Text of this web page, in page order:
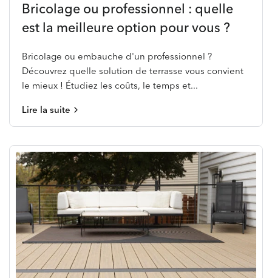
Bricolage ou professionnel : quelle
est la meilleure option pour vous ?
Bricolage ou embauche d'un professionnel ?
Découvrez quelle solution de terrasse vous convient
le mieux ! Étudiez les coûts, le temps et...
Lire la suite